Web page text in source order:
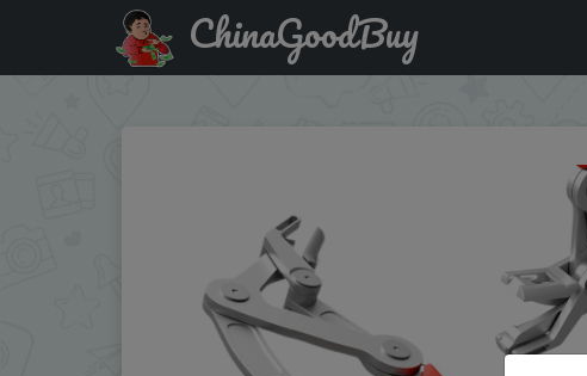
Придбати по знижці Car Clip Removal Pliers Plastic Rubber
ChinaGoodBuy